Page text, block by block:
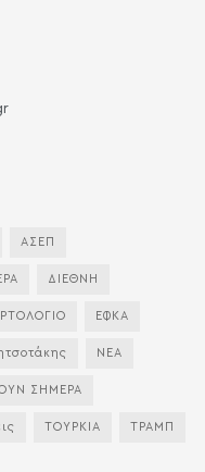
ΑΣΕΠ
ΔΙΕΘΝΗ
ΕΦΚΑ
ΝΕΑ
ΣΗΜΕΡΑ
ΤΟΥΡΚΙΑ ΤΡΑΜΠ